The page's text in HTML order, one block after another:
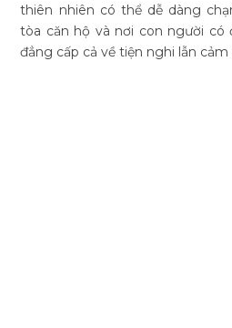
thiên nhiên có thể dễ dàng
tòa căn hộ và nơi con người có
đẳng cấp cả về tiện nghi lẫn cảm